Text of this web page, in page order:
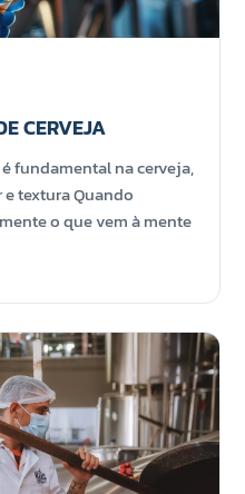
CERVEJA
fundamental na cerveja,
textura Quando
o que vem à mente